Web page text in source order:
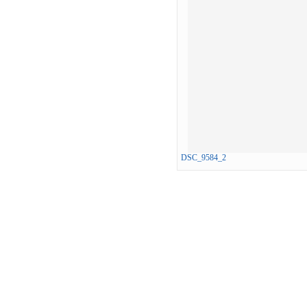
DSC_9584_2